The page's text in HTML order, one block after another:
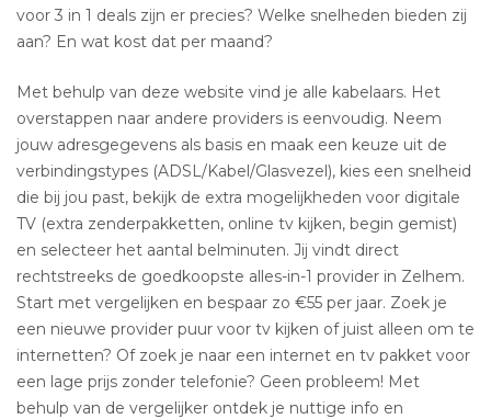
voor 3 in 1 deals zijn er precies? Welke snelheden bieden zij
aan? En wat kost dat per maand?
Met behulp van deze website vind je alle kabelaars. Het
overstappen naar andere providers is eenvoudig. Neem
jouw adresgegevens als basis en maak een keuze uit de
verbindingstypes (ADSL/Kabel/Glasvezel), kies een snelheid
die bij jou past, bekijk de extra mogelijkheden voor digitale
TV (extra zenderpakketten, online tv kijken, begin gemist)
en selecteer het aantal belminuten. Jij vindt direct
rechtstreeks de goedkoopste alles-in-1 provider in Zelhem.
Start met vergelijken en bespaar zo €55 per jaar. Zoek je
een nieuwe provider puur voor tv kijken of juist alleen om te
internetten? Of zoek je naar een internet en tv pakket voor
een lage prijs zonder telefonie? Geen probleem! Met
behulp van de vergelijker ontdek je nuttige info en